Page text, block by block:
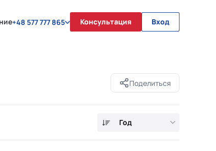
+48 577 777 865 Консультация Вход
Поделиться
Год